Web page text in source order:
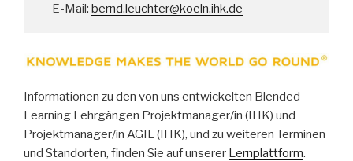
E-Mail: bernd.leuchter@koeln.ihk.de
Informationen zu den von uns entwickelten Blended
Learning Lehrgängen Projektmanager/in (IHK) und
Projektmanager/in AGIL (IHK), und zu weiteren Terminen
und Standorten, finden Sie auf unserer Lernplattform.